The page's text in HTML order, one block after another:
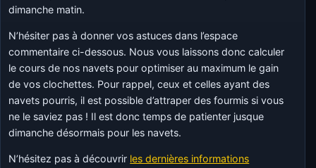
dimanche matin.
N’hésiter pas à donner vos astuces dans l’espace
commentaire ci-dessous. Nous vous laissons donc calculer
le cours de nos navets pour optimiser au maximum le gain
de vos clochettes. Pour rappel, ceux et celles ayant des
navets pourris, il est possible d’attraper des fourmis si vous
ne le saviez pas ! Il est donc temps de patienter jusque
dimanche désormais pour les navets.
N’hésitez pas à découvrir les dernières informations